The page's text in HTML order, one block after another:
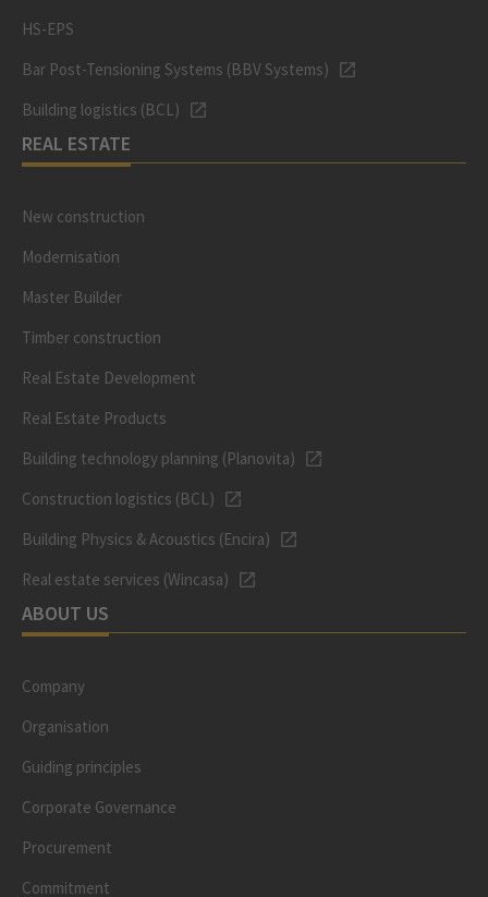
HS-EPS
Bar Post-Tensioning Systems (BBV Systems)
Building logistics (BCL)
REAL ESTATE
New construction
Modernisation
Master Builder
Timber construction
Real Estate Development
Real Estate Products
Building technology planning (Planovita)
Construction logistics (BCL)
Building Physics & Acoustics (Encira)
Real estate services (Wincasa)
ABOUT US
Company
Organisation
Guiding principles
Corporate Governance
Procurement
Commitment